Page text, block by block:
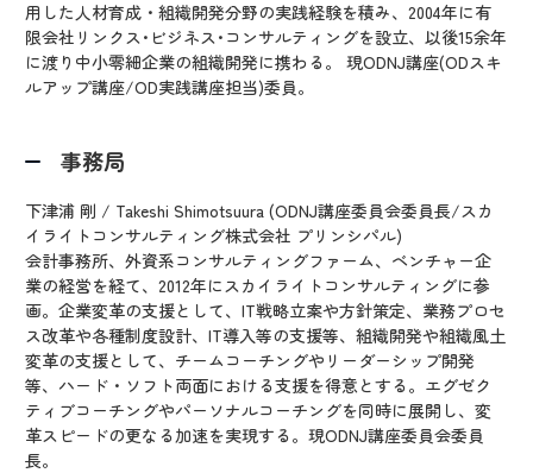
用した人材育成・組織開発分野の実践経験を積み、2004年に有
限会社リンクス･ビジネス･コンサルティングを設立、以後15余年
に渡り中小零細企業の組織開発に携わる。 現ODNJ講座(ODスキ
ルアップ講座/OD実践講座担当)委員。
事務局
下津浦 剛 / Takeshi Shimotsuura (ODNJ講座委員会委員長/スカ
イライトコンサルティング株式会社 プリンシパル)
会計事務所、外資系コンサルティングファーム、ベンチャー企
業の経営を経て、2012年にスカイライトコンサルティングに参
画。企業変革の支援として、IT戦略立案や方針策定、業務プロセ
ス改革や各種制度設計、IT導入等の支援等、組織開発や組織風土
変革の支援として、チームコーチングやリーダーシップ開発
等、ハード・ソフト両面における支援を得意とする。エグゼク
ティブコーチングやパーソナルコーチングを同時に展開し、変
革スピードの更なる加速を実現する。現ODNJ講座委員会委員
長。